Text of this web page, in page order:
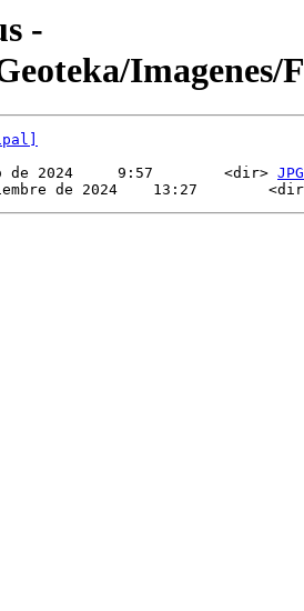
-
Imagenes/
de 2024     9:57        <dir> JPG
de 2024    13:27